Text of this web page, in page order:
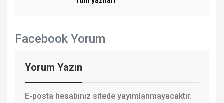
Facebook Yorum
Yorum Yazın
E-posta hesabınız sitede yayımlanmayacaktır.